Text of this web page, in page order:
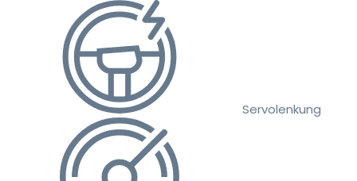
Servolenkung